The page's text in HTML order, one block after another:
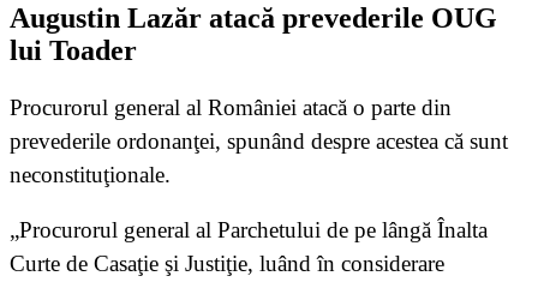
Augustin Lazăr atacă prevederile OUG
lui Toader
Procurorul general al României atacă o parte din
prevederile ordonanţei, spunând despre acestea că sunt
neconstituţionale.
„Procurorul general al Parchetului de pe lângă Înalta
Curte de Casaţie şi Justiţie, luând în considerare